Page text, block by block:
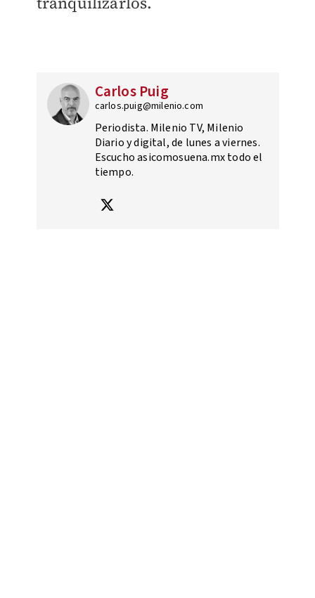
Carlos Puig
carlos.puig@milenio.com
Periodista. Milenio TV, Milenio
Diario y digital, de lunes a viernes.
Escucho asicomosuena.mx todo el
tiempo.